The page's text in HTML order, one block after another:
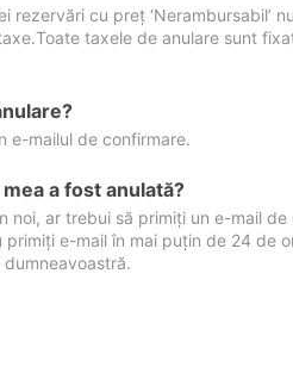
rezervări cu preț ‘Nerambursabil’
taxele de anulare sunt
e-mailul de confirmare.
a fost anulată?
noi, ar trebui să primiți un e-mail
primiți e-mail în mai puțin de 24 de